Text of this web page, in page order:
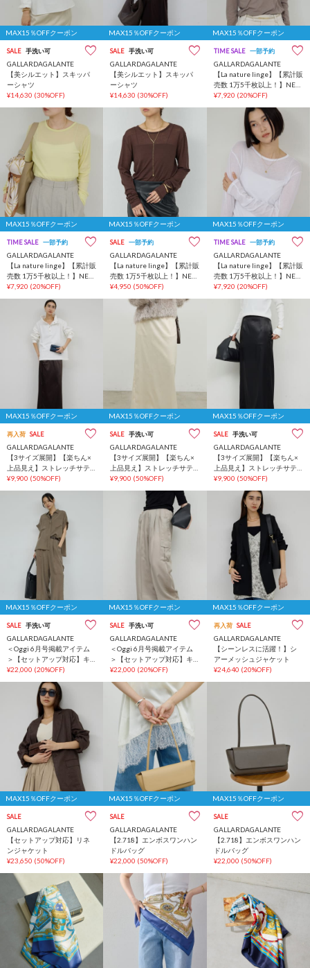
MAX15％OFFクーポン
SALE 手洗い可
GALLARDAGALANTE
【美シルエット】スキッパ
ーシャツ
¥14,630 (30%OFF)
MAX15％OFFクーポン
SALE 手洗い可
GALLARDAGALANTE
【美シルエット】スキッパ
ーシャツ
¥14,630 (30%OFF)
MAX15％OFFクーポン
TIME SALE 一部予約
GALLARDAGALANTE
【La nature linge】【累計販
売数 1万5千枚以上！】NEW
ロングスリーブTシャツ
¥7,920 (20%OFF)
MAX15％OFFクーポン
TIME SALE 一部予約
GALLARDAGALANTE
【La nature linge】【累計販
売数 1万5千枚以上！】NEW
ロングスリーブTシャツ
¥7,920 (20%OFF)
MAX15％OFFクーポン
SALE 一部予約
GALLARDAGALANTE
【La nature linge】【累計販
売数 1万5千枚以上！】NEW
ロングスリーブTシャツ
¥4,950 (50%OFF)
MAX15％OFFクーポン
TIME SALE 一部予約
GALLARDAGALANTE
【La nature linge】【累計販
売数 1万5千枚以上！】NEW
ロングスリーブTシャツ
¥7,920 (20%OFF)
MAX15％OFFクーポン
再入荷 SALE
GALLARDAGALANTE
【3サイズ展開】【楽ちん×
上品見え】ストレッチサテ
ンタイトスカート
¥9,900 (50%OFF)
MAX15％OFFクーポン
SALE 手洗い可
GALLARDAGALANTE
【3サイズ展開】【楽ちん×
上品見え】ストレッチサテ
ンタイトスカート
¥9,900 (50%OFF)
MAX15％OFFクーポン
SALE 手洗い可
GALLARDAGALANTE
【3サイズ展開】【楽ちん×
上品見え】ストレッチサテ
ンタイトスカート
¥9,900 (50%OFF)
MAX15％OFFクーポン
SALE 手洗い可
GALLARDAGALANTE
＜Oggi 6月号掲載アイテム
＞【セットアップ対応】キ
ュプラカーゴパンツ
¥22,000 (20%OFF)
MAX15％OFFクーポン
SALE 手洗い可
GALLARDAGALANTE
＜Oggi 6月号掲載アイテム
＞【セットアップ対応】キ
ュプラカーゴパンツ
¥22,000 (20%OFF)
MAX15％OFFクーポン
再入荷 SALE
GALLARDAGALANTE
【シーンレスに活躍！】シ
アーメッシュジャケット
¥24,640 (20%OFF)
MAX15％OFFクーポン
SALE
GALLARDAGALANTE
【セットアップ対応】リネ
ンジャケット
¥23,650 (50%OFF)
MAX15％OFFクーポン
SALE
GALLARDAGALANTE
【2.718】エンボスワンハン
ドルバッグ
¥22,000 (50%OFF)
MAX15％OFFクーポン
SALE
GALLARDAGALANTE
【2.718】エンボスワンハン
ドルバッグ
¥22,000 (50%OFF)